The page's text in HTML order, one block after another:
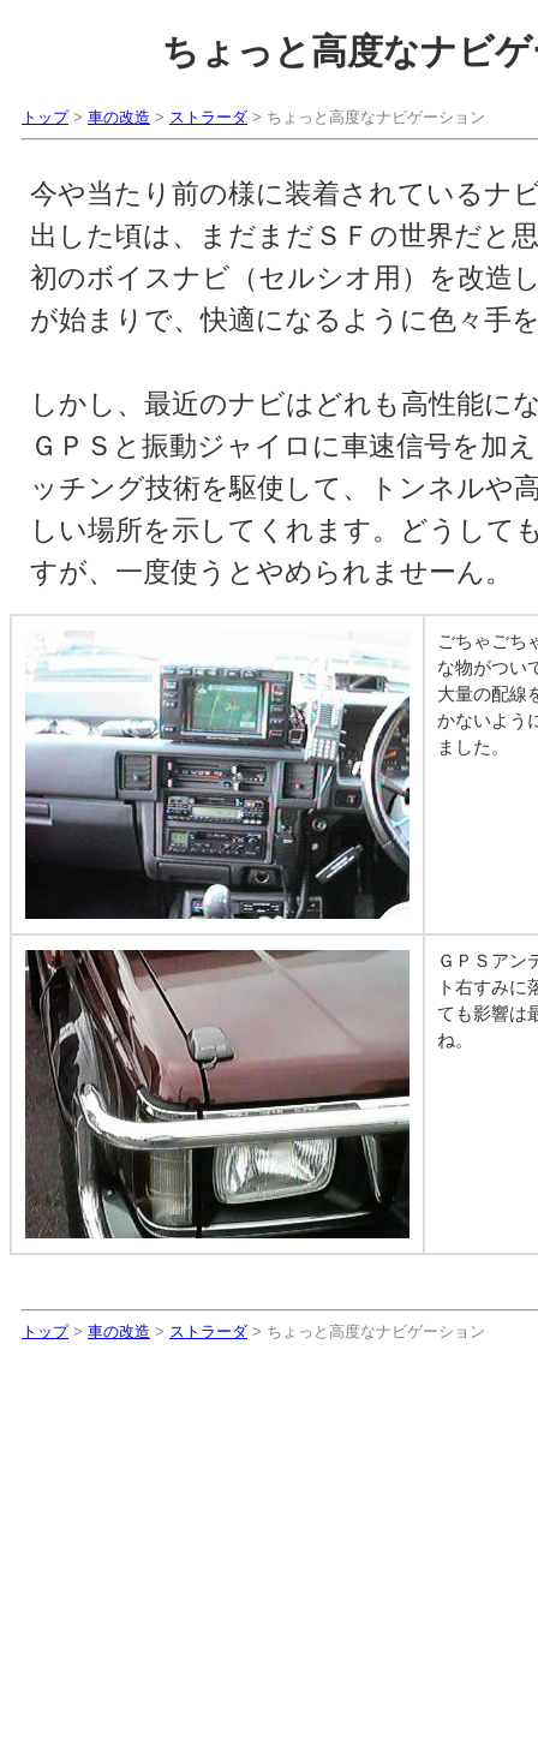
ちょっと高度なナビ
トップ> 車の改造 > ストラーダ > ちょっと高度なナビゲーション
今や当たり前の様に装着されているナ
出した頃は、まだまだＳＦの世界だと
初のボイスナビ（セルシオ用）を改造
が始まりで、快適になるように色々手
しかし、最近のナビはどれも高性能に
ＧＰＳと振動ジャイロに車速信号を加
ッチング技術を駆使して、トンネルや
しい場所を示してくれます。どうして
すが、一度使うとやめられませーん。
ごちゃごち
な物がつい
大量の配線
かないよう
ました。
ＧＰＳアン
ト右すみに
ても影響は
ね。
トップ> 車の改造 > ストラーダ > ちょっと高度なナビゲーション